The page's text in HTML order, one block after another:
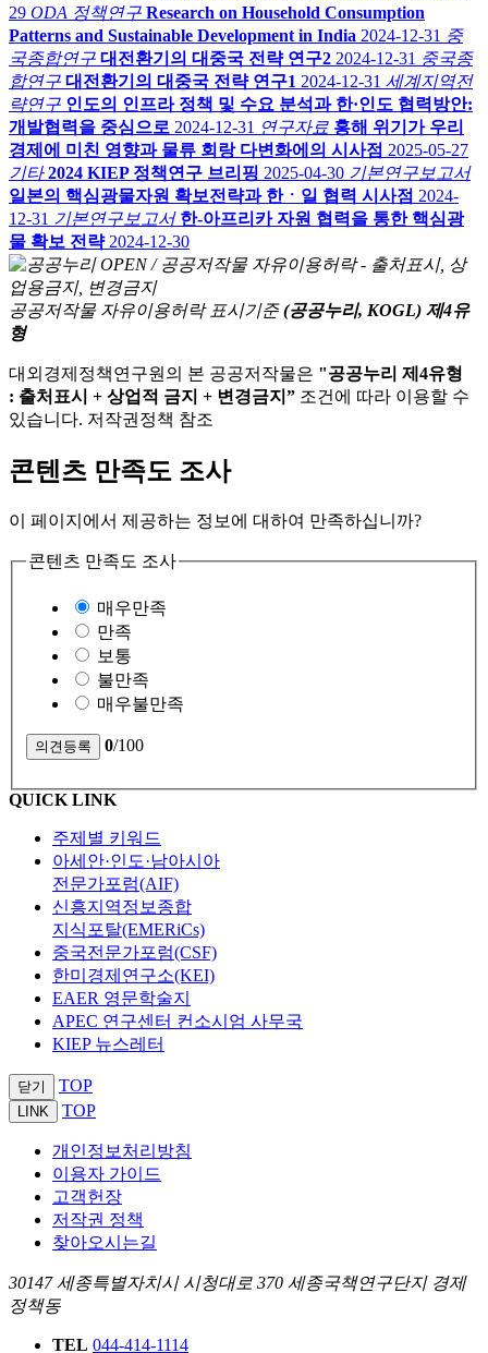
29 ODA 정책연구 Research on Household Consumption
Patterns and Sustainable Development in India 2024-12-31 중
국종합연구 대전환기의 대중국 전략 연구2 2024-12-31 중국종
합연구 대전환기의 대중국 전략 연구1 2024-12-31 세계지역전
략연구 인도의 인프라 정책 및 수요 분석과 한·인도 협력방안:
개발협력을 중심으로 2024-12-31 연구자료 홍해 위기가 우리
경제에 미친 영향과 물류 회랑 다변화에의 시사점 2025-05-27
기타 2024 KIEP 정책연구 브리핑 2025-04-30 기본연구보고서
일본의 핵심광물자원 확보전략과 한ㆍ일 협력 시사점 2024-
12-31 기본연구보고서 한-아프리카 자원 협력을 통한 핵심광
물 확보 전략 2024-12-30
공공저작물 자유이용허락 표시기준 (공공누리, KOGL) 제4유
형
대외경제정책연구원의 본 공공저작물은 "공공누리 제4유형
: 출처표시 + 상업적 금지 + 변경금지” 조건에 따라 이용할 수
있습니다. 저작권정책 참조
콘텐츠 만족도 조사
이 페이지에서 제공하는 정보에 대하여 만족하십니까?
콘텐츠 만족도 조사
매우만족
만족
보통
불만족
매우불만족
0/100
QUICK LINK
주제별 키워드
아세안·인도·남아시아
전문가포럼(AIF)
신흥지역정보종합
지식포탈(EMERiCs)
중국전문가포럼(CSF)
한미경제연구소(KEI)
EAER 영문학술지
APEC 연구센터 컨소시엄 사무국
KIEP 뉴스레터
닫기 TOP
LINK TOP
개인정보처리방침
이용자 가이드
고객헌장
저작권 정책
찾아오시는길
30147 세종특별자치시 시청대로 370 세종국책연구단지 경제
정책동
TEL 044-414-1114